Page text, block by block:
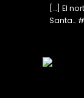
[…] El
Santa…